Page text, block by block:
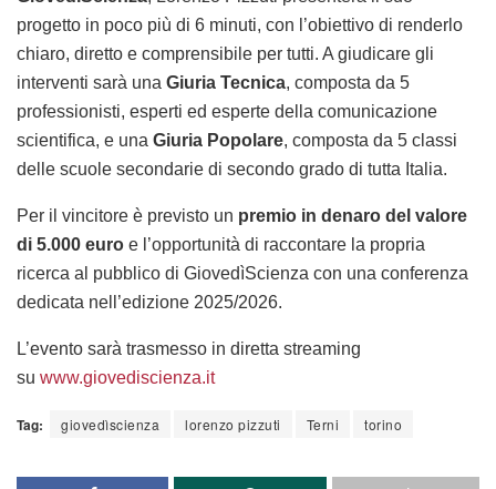
progetto in poco più di 6 minuti, con l’obiettivo di renderlo
chiaro, diretto e comprensibile per tutti. A giudicare gli
interventi sarà una Giuria Tecnica, composta da 5
professionisti, esperti ed esperte della comunicazione
scientifica, e una Giuria Popolare, composta da 5 classi
delle scuole secondarie di secondo grado di tutta Italia.
Per il vincitore è previsto un premio in denaro del valore
di 5.000 euro e l’opportunità di raccontare la propria
ricerca al pubblico di GiovedìScienza con una conferenza
dedicata nell’edizione 2025/2026.
L’evento sarà trasmesso in diretta streaming
su www.giovediscienza.it
Tag: giovedìscienza lorenzo pizzuti Terni torino